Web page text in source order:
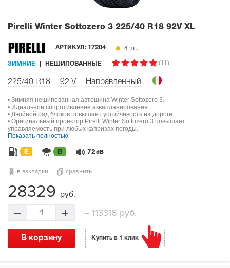
Pirelli Winter Sottozero 3 225/40 R18 92V XL
АРТИКУЛ: 17204 4 шт.
ЗИМНИЕ НЕШИПОВАННЫЕ (11)
225/40 R18 92 V Направленный
• Зимняя нешипованная автошина Winter Sottozero 3.
• Идеальное сопротивление аквапланирования.
• Двойной ряд блоков повышает устойчивость на дороге.
• Оригинальный проектор Pirelli Winter Sottozero 3 повышает
управляемость при любых капризах погоды.
Показать полностью
E B 72 dB
в закладки сравнить
28329 руб.
4 = 113316 руб.
В корзину Купить в 1 клик